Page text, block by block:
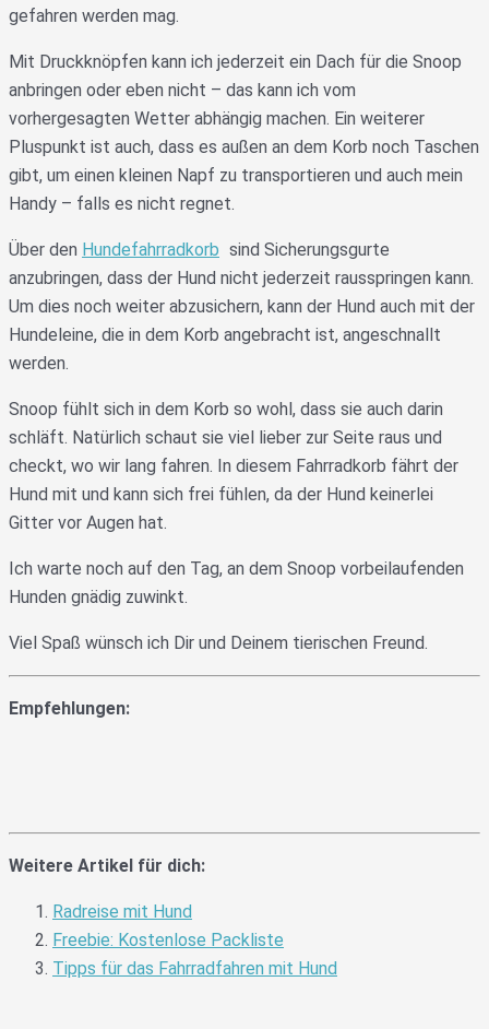
gefahren werden mag.
Mit Druckknöpfen kann ich jederzeit ein Dach für die Snoop
anbringen oder eben nicht – das kann ich vom
vorhergesagten Wetter abhängig machen. Ein weiterer
Pluspunkt ist auch, dass es außen an dem Korb noch Taschen
gibt, um einen kleinen Napf zu transportieren und auch mein
Handy – falls es nicht regnet.
Über den Hundefahrradkorb sind Sicherungsgurte
anzubringen, dass der Hund nicht jederzeit rausspringen kann.
Um dies noch weiter abzusichern, kann der Hund auch mit der
Hundeleine, die in dem Korb angebracht ist, angeschnallt
werden.
Snoop fühlt sich in dem Korb so wohl, dass sie auch darin
schläft. Natürlich schaut sie viel lieber zur Seite raus und
checkt, wo wir lang fahren. In diesem Fahrradkorb fährt der
Hund mit und kann sich frei fühlen, da der Hund keinerlei
Gitter vor Augen hat.
Ich warte noch auf den Tag, an dem Snoop vorbeilaufenden
Hunden gnädig zuwinkt.
Viel Spaß wünsch ich Dir und Deinem tierischen Freund.
Empfehlungen:
Weitere Artikel für dich:
Radreise mit Hund
Freebie: Kostenlose Packliste
Tipps für das Fahrradfahren mit Hund